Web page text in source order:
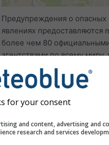
Предупреждения о опасных
явлениях предоставляются
более чем 80
агентствами по всему
не несёт ответственности за
фактическое содержание
характер этих
Проблемы можно сообщить
переданы соответствующим
for your consent
and content, advertising and
research and services